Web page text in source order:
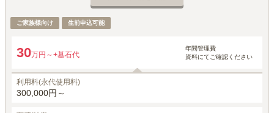
ご家族様向け 生前申込可能
30万円～+墓石代
年間管理費
資料にてご確認ください
利用料(永代使用料)
300,000円～